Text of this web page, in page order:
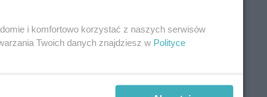
i komfortowo korzystać z naszych serwisów
Twoich danych znajdziesz w Polityce